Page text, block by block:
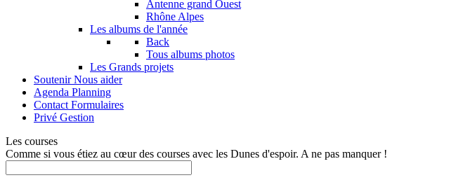
Antenne grand Ouest
Rhône Alpes
Les albums de l'année
Back
Tous albums photos
Les Grands projets
Soutenir Nous aider
Agenda Planning
Contact Formulaires
Privé Gestion
Les courses
Comme si vous étiez au cœur des courses avec les Dunes d'espoir. A ne pas manquer !